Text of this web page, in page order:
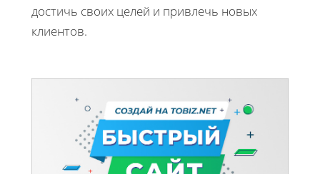
достичь своих целей и привлечь новых
клиентов.